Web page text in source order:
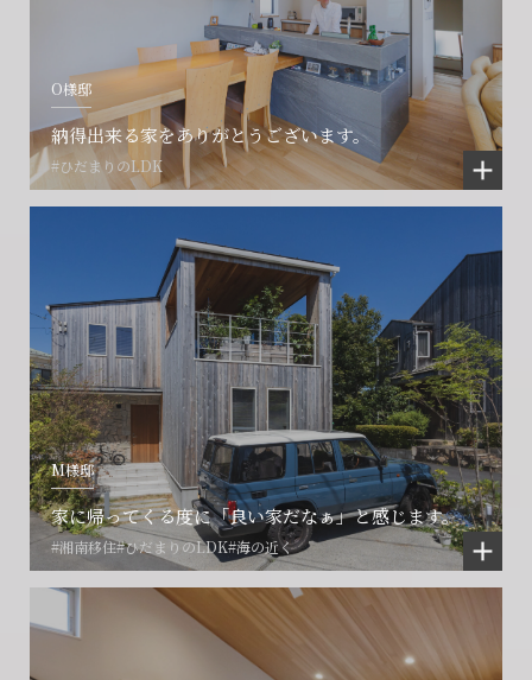
O様邸
納得出来る家をありがとうございます。
#ひだまりのLDK
M様邸
家に帰ってくる度に「良い家だなぁ」と感じます。
#湘南移住#ひだまりのLDK#海の近く